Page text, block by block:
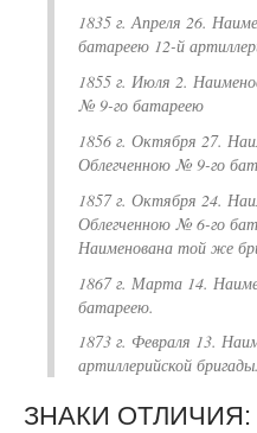
1835 г. Апреля 26.
батареею 12-й
1855 г. Июля 2.
№ 9-го батареею
1856 г. Октября 27.
Облегченною № 9-го
1857 г. Октября 24.
Облегченною № 6-го
Наименована той же
1867 г. Марта 14.
батареею.
1873 г. Февраля 13.
артиллерийской бригады.
ЗНАКИ ОТЛИЧИЯ: